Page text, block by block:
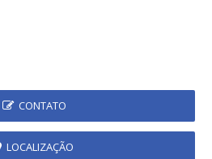
CONTATO
LOCALIZAÇÃO